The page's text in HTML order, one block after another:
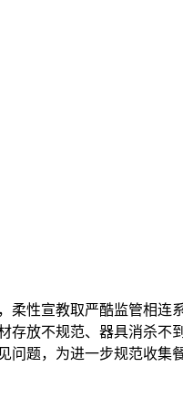
宣教取严酷监管相连
放不规范、器具消杀
题，为进一步规范收集